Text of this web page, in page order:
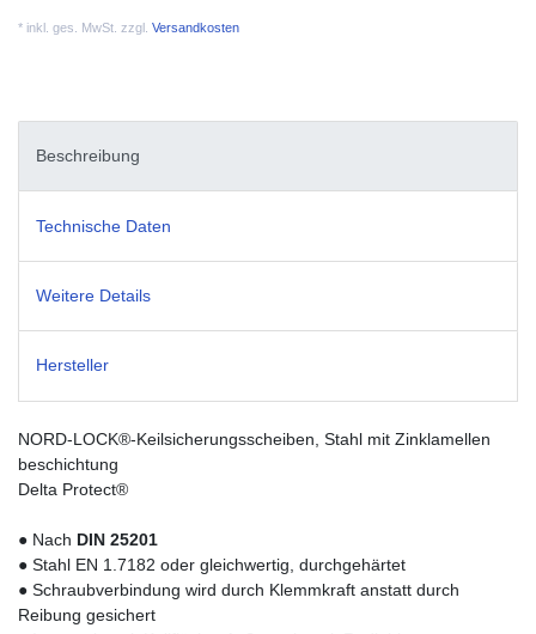
* inkl. ges. MwSt. zzgl. Versandkosten
Beschreibung
Technische Daten
Weitere Details
Hersteller
NORD-LOCK®-Keilsicherungsscheiben, Stahl mit Zinklamellen
beschichtung
Delta Protect®
● Nach DIN 25201
● Stahl EN 1.7182 oder gleichwertig, durchgehärtet
● Schraubverbindung wird durch Klemmkraft anstatt durch
Reibung gesichert